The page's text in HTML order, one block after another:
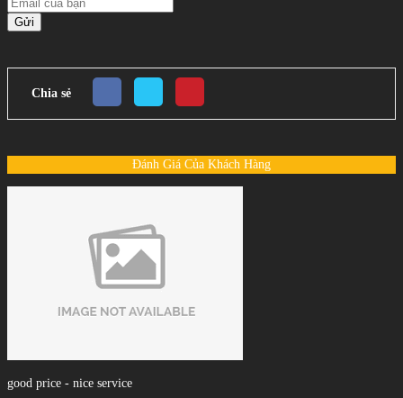
Gửi
Chia sẻ
Đánh Giá Của Khách Hàng
good price - nice service